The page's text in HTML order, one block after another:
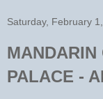
Saturday, February
MANDARIN
PALACE -